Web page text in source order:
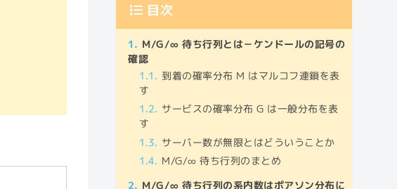
目次
M/G/∞ 待ち行列とは－ケンドールの記号の
確認
到着の確率分布 M はマルコフ連鎖を表
す
サービスの確率分布 G は一般分布を表
す
サーバー数が無限とはどういうことか
M/G/∞ 待ち行列のまとめ
M/G/∞ 待ち行列の系内数はポアソン分布に